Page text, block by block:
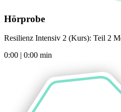
Hörprobe
Resilienz Intensiv 2 (Kurs): Teil 2
0:00 | 0:00 min